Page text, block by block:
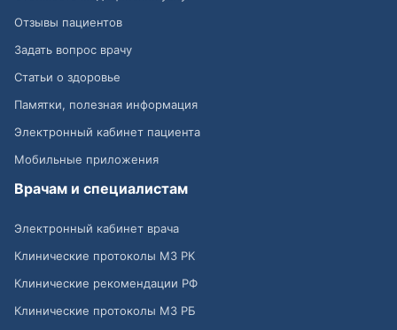
Отзывы пациентов
Задать вопрос врачу
Статьи о здоровье
Памятки, полезная информация
Электронный кабинет пациента
Мобильные приложения
Врачам и специалистам
Электронный кабинет врача
Клинические протоколы МЗ РК
Клинические рекомендации РФ
Клинические протоколы МЗ РБ